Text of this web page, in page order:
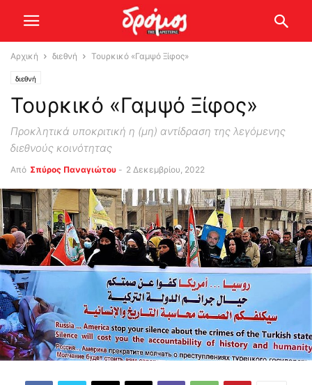
Αρχική διεθνή Τουρκικό «Γαμψό Ξίφος»
διεθνή
Τουρκικό «Γαμψό Ξίφος»
Προκλητικά υποκριτική η (μη) αντίδραση της λεγόμενης
διεθνούς κοινότητας
Από Σπύρος Παναγιώτου - 2 Δεκεμβρίου, 2022